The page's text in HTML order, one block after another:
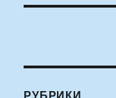
РУБРИКИ